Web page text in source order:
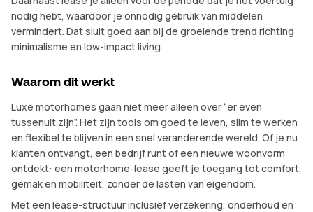
nodig hebt, waardoor je onnodig gebruik van middelen
vermindert. Dat sluit goed aan bij de groeiende trend richting
minimalisme en low-impact living.
Waarom dit werkt
Luxe motorhomes gaan niet meer alleen over “er even
tussenuit zijn”. Het zijn tools om goed te leven, slim te werken
en flexibel te blijven in een snel veranderende wereld. Of je nu
klanten ontvangt, een bedrijf runt of een nieuwe woonvorm
ontdekt: een motorhome-lease geeft je toegang tot comfort,
gemak en mobiliteit, zonder de lasten van eigendom.
Met een lease-structuur inclusief verzekering, onderhoud en